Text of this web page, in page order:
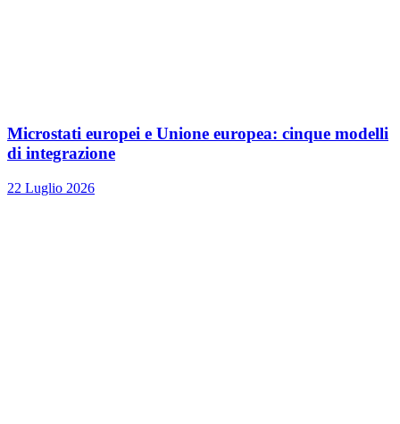
Microstati europei e Unione europea: cinque modelli
di integrazione
22 Luglio 2026